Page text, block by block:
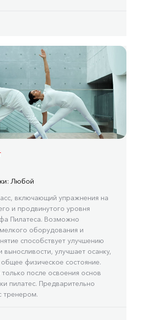
Любой
включающий упражнения на
и продвинутого уровня
Пилатеса. Возможно
оборудования и
способствует улучшению
выносливости, улучшает осанку,
физическое состояние.
после освоения основ
пилатес. Предварительно
тренером.